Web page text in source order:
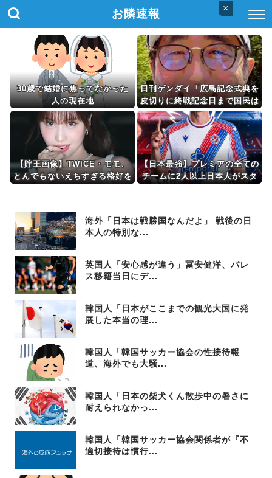
×
お隣速報
30歳で結婚に焦ってなかった
人の現在地
日刊ゲンダイ「広島記念式典を
皮切りに終戦記念日まで国民は
空々しい高市の戯言を聞かされ
るのか。戦後81年、酷暑を超
える耐え難さ」
【貯王画像】TWICE・モモ、
とんでもないえちすぎる格好を
【日本最強】プレミアの全ての
チームに2人以上日本人がスタ
海外「日本は戦勝国なんだよ」 戦後の日
本人の特別な...
英国人「安心感が違う」冨安健洋、パレ
ス移籍当日にデ...
韓国人「日本がここまでの観光大国に発
展した本当の理...
韓国人「韓国サッカー協会の性接待報
道、海外でも大騒...
韓国人「日本の柴犬くん散歩中の暑さに
耐えられなかっ...
韓国人「韓国サッカー協会関係者が『不
適切接待は慣行...